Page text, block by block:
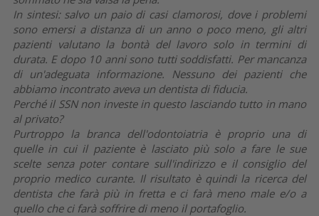
In sintesi: salvo un paio di casi clamorosi, dove i problemi
sono emersi a distanza di un anno o poco meno, gli altri
pazienti valutano la bontà del lavoro solo in termini di
durata. E dopo 10 anni sono tutti soddisfatti. Per mancanza
di un'adeguata informazione. Nessuno dei pazienti che
abbiamo incontrato aveva un dentista di fiducia.
Perché il SSN non investe in questo lasciando tutto in mano
al privato?
Purtroppo la branca dell'odontoiatria è proprio una di
quelle in cui il paziente è lasciato più solo a fare le sue
scelte senza poter contare sull'indirizzo e il consiglio del
proprio medico curante. Il risultato è quindi la ricerca del
dentista che farà più in fretta e ci farà meno male e/o a
quello che ci farà soffrire di meno il portafoglio.